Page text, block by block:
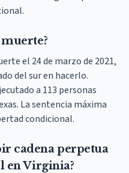
el 24 de marzo de 2021,
del sur en hacerlo.
a 113 personas
La sentencia máxima
condicional.
cadena perpetua
en Virginia?